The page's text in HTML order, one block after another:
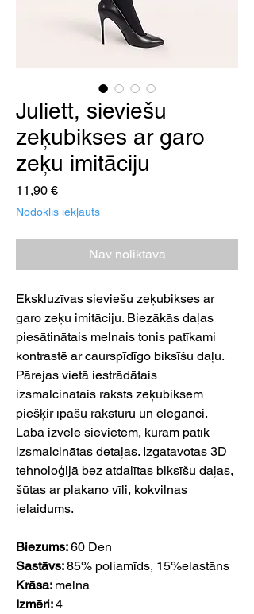
Juliett, sieviešu
zeķubikses ar garo
zeķu imitāciju
11,90 €Cena
Nodoklis iekļauts
Nav noliktavā
Ekskluzīvas sieviešu zeķubikses ar
garo zeķu imitāciju. Biezākās daļas
piesātinātais melnais tonis patīkami
kontrastē ar caurspīdīgo biksīšu daļu.
Pārejas vietā iestrādātais
izsmalcinātais raksts zeķubiksēm
piešķir īpašu raksturu un eleganci.
Laba izvēle sievietēm, kurām patīk
izsmalcinātas detaļas. Izgatavotas 3D
tehnoloģijā bez atdalītas biksīšu daļas,
šūtas ar plakano vīli, kokvilnas
ielaidums.
Biezums:60 Den
Sastāvs:85% poliamīds, 15%elastāns
Krāsa: melna
Izmēri:4